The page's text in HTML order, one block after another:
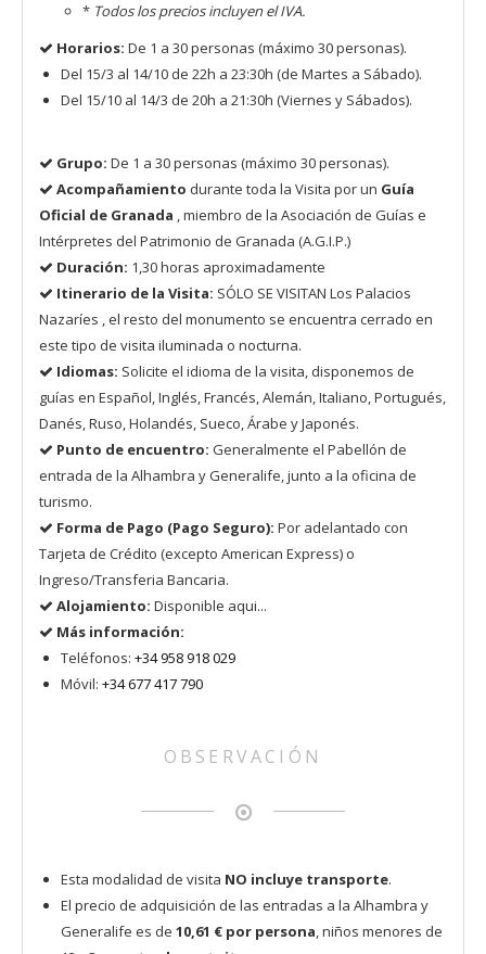
* Todos los precios incluyen el IVA.
Horarios: De 1 a 30 personas (máximo 30 personas).
Del 15/3 al 14/10 de 22h a 23:30h (de Martes a Sábado).
Del 15/10 al 14/3 de 20h a 21:30h (Viernes y Sábados).
Grupo: De 1 a 30 personas (máximo 30 personas).
Acompañamiento durante toda la Visita por un Guía
Oficial de Granada , miembro de la Asociación de Guías e
Intérpretes del Patrimonio de Granada (A.G.I.P.)
Duración: 1,30 horas aproximadamente
Itinerario de la Visita: SÓLO SE VISITAN Los Palacios
Nazaríes , el resto del monumento se encuentra cerrado en
este tipo de visita iluminada o nocturna.
Idiomas: Solicite el idioma de la visita, disponemos de
guías en Español, Inglés, Francés, Alemán, Italiano, Portugués,
Danés, Ruso, Holandés, Sueco, Árabe y Japonés.
Punto de encuentro: Generalmente el Pabellón de
entrada de la Alhambra y Generalife, junto a la oficina de
turismo.
Forma de Pago (Pago Seguro): Por adelantado con
Tarjeta de Crédito (excepto American Express) o
Ingreso/Transferia Bancaria.
Alojamiento: Disponible aqui...
Más información:
Teléfonos: +34 958 918 029
Móvil: +34 677 417 790
OBSERVACIÓN
Esta modalidad de visita NO incluye transporte.
El precio de adquisición de las entradas a la Alhambra y
Generalife es de 10,61 € por persona, niños menores de